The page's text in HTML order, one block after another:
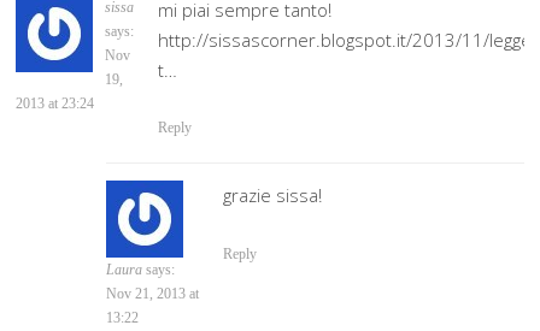
sissa
says:
Nov
19,
2013 at 23:24
mi piai sempre tanto!
http://sissascorner.blogspot.it/2013/11/
t…
Reply
Laura says:
Nov 21, 2013 at
13:22
grazie sissa!
Reply